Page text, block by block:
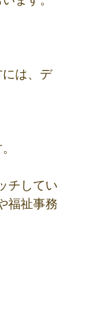
チしてい
福祉事務